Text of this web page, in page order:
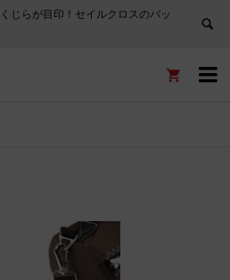
じらが目印！セイルクロスのバッ

